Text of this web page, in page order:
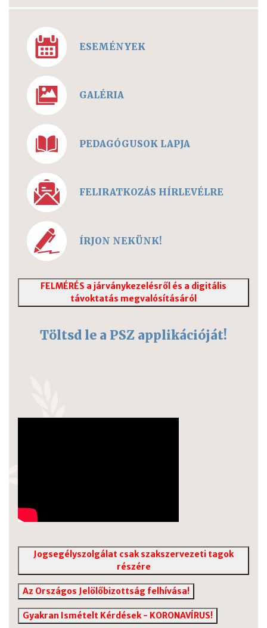
ESEMÉNYEK
GALÉRIA
PEDAGÓGUSOK LAPJA
FELIRATKOZÁS HÍRLEVÉLRE
ÍRJON NEKÜNK!
FELMÉRÉS a járványkezelésről és a digitális
távoktatás megvalósításáról
Töltsd le a PSZ applikációját!
Jogsegélyszolgálat csak szakszervezeti tagok
részére
Az Országos Jelölőbizottság felhívása!
Gyakran Ismételt Kérdések - KORONAVÍRUS!